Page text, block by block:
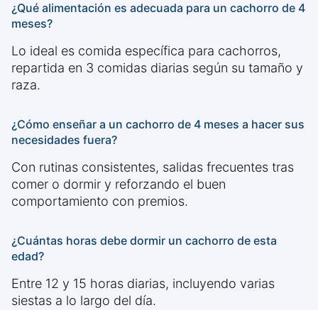
¿Qué alimentación es adecuada para un cachorro de 4
meses?
Lo ideal es comida específica para cachorros,
repartida en 3 comidas diarias según su tamaño y
raza.
¿Cómo enseñar a un cachorro de 4 meses a hacer sus
necesidades fuera?
Con rutinas consistentes, salidas frecuentes tras
comer o dormir y reforzando el buen
comportamiento con premios.
¿Cuántas horas debe dormir un cachorro de esta
edad?
Entre 12 y 15 horas diarias, incluyendo varias
siestas a lo largo del día.